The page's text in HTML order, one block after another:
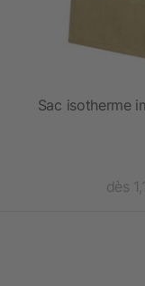
Sac isotherme
dès